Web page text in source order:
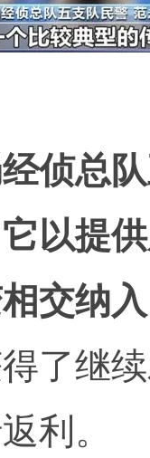
侦总
以提
交纳
了继
利。